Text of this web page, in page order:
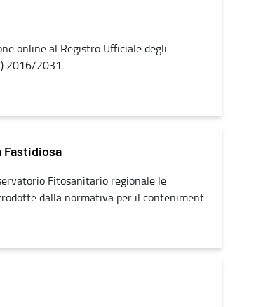
online al Registro Ufficiale degli
2016/2031.
Fastidiosa
Fitosanitario regionale le
dalla normativa per il conteniment...